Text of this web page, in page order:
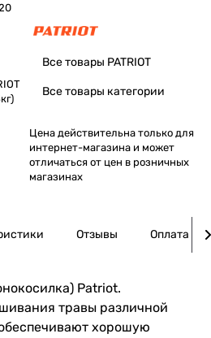
Все товары PATRIOT
Все товары категории
Цена действительна только для
интернет-магазина и может
отличаться от цен в розничных
магазинах
Отзывы Оплата
Patriot.
травы различной
хорошую